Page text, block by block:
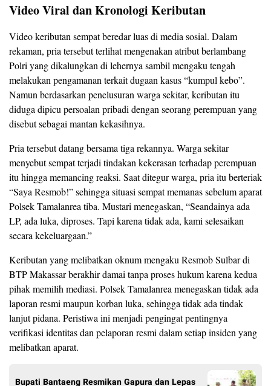
Video Viral dan Kronologi Keributan
Video keributan sempat beredar luas di media sosial. Dalam
rekaman, pria tersebut terlihat mengenakan atribut berlambang
Polri yang dikalungkan di lehernya sambil mengaku tengah
melakukan pengamanan terkait dugaan kasus “kumpul kebo”.
Namun berdasarkan penelusuran warga sekitar, keributan itu
diduga dipicu persoalan pribadi dengan seorang perempuan yang
disebut sebagai mantan kekasihnya.
Pria tersebut datang bersama tiga rekannya. Warga sekitar
menyebut sempat terjadi tindakan kekerasan terhadap perempuan
itu hingga memancing reaksi. Saat ditegur warga, pria itu berteriak
“Saya Resmob!” sehingga situasi sempat memanas sebelum aparat
Polsek Tamalanrea tiba. Mustari menegaskan, “Seandainya ada
LP, ada luka, diproses. Tapi karena tidak ada, kami selesaikan
secara kekeluargaan.”
Keributan yang melibatkan oknum mengaku Resmob Sulbar di
BTP Makassar berakhir damai tanpa proses hukum karena kedua
pihak memilih mediasi. Polsek Tamalanrea menegaskan tidak ada
laporan resmi maupun korban luka, sehingga tidak ada tindak
lanjut pidana. Peristiwa ini menjadi pengingat pentingnya
verifikasi identitas dan pelaporan resmi dalam setiap insiden yang
melibatkan aparat.
Bupati Bantaeng Resmikan Gapura dan Lepas